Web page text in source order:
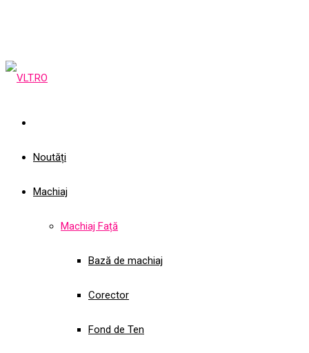
Noutăți
Machiaj
Machiaj Față
Bază de machiaj
Corector
Fond de Ten